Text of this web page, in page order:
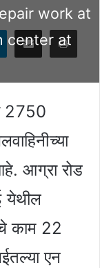
Telegram
Share via Email
work at
center at
2750
आग्रा रोड
येथील
काम 22
एन